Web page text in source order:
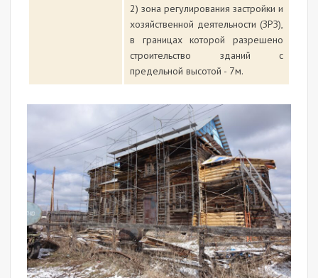
2) зона регулирования застройки и
хозяйственной деятельности (ЗРЗ),
в границах которой разрешено
строительство зданий с
предельной высотой - 7м.